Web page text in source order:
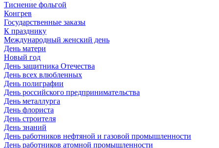
Тиснение фольгой
Конгрев
Государственные заказы
К празднику
Международный женский день
День матери
Новый год
День защитника Отечества
День всех влюбленных
День полиграфии
День российского предпринимательства
День металлурга
День флориста
День строителя
День знаний
День работников нефтяной и газовой промышленности
День работников атомной промышленности